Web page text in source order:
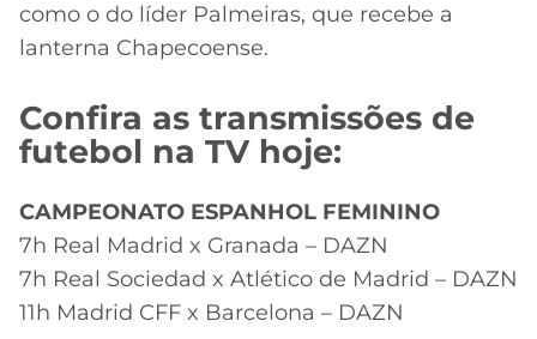
como o do líder Palmeiras, que recebe a
lanterna Chapecoense.
Confira as transmissões de
futebol na TV hoje:
CAMPEONATO ESPANHOL FEMININO
7h Real Madrid x Granada – DAZN
7h Real Sociedad x Atlético de Madrid – DAZN
11h Madrid CFF x Barcelona – DAZN